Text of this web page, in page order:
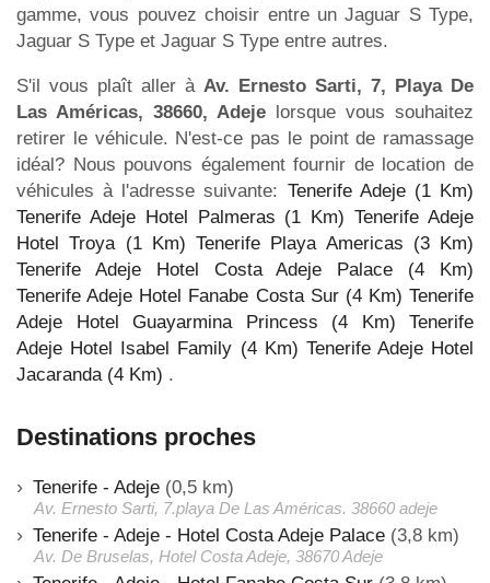
gamme, vous pouvez choisir entre un Jaguar S Type,
Jaguar S Type et Jaguar S Type entre autres.
S'il vous plaît aller à Av. Ernesto Sarti, 7, Playa De
Las Américas, 38660, Adeje lorsque vous souhaitez
retirer le véhicule. N'est-ce pas le point de ramassage
idéal? Nous pouvons également fournir de location de
véhicules à l'adresse suivante: Tenerife Adeje (1 Km)
Tenerife Adeje Hotel Palmeras (1 Km) Tenerife Adeje
Hotel Troya (1 Km) Tenerife Playa Americas (3 Km)
Tenerife Adeje Hotel Costa Adeje Palace (4 Km)
Tenerife Adeje Hotel Fanabe Costa Sur (4 Km) Tenerife
Adeje Hotel Guayarmina Princess (4 Km)
Tenerife
Adeje Hotel Isabel Family (4 Km) Tenerife Adeje Hotel
Jacaranda (4 Km) .
Destinations proches
Tenerife - Adeje (0,5 km)
Av. Ernesto Sarti, 7.playa De Las Américas. 38660 adeje
Tenerife - Adeje - Hotel Costa Adeje Palace (3,8 km)
Av. De Bruselas, Hotel Costa Adeje, 38670 Adeje